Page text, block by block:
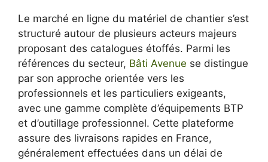
Le marché en ligne du matériel de chantier s’est
structuré autour de plusieurs acteurs majeurs
proposant des catalogues étoffés. Parmi les
références du secteur, Bâti Avenue se distingue
par son approche orientée vers les
professionnels et les particuliers exigeants,
avec une gamme complète d’équipements BTP
et d’outillage professionnel. Cette plateforme
assure des livraisons rapides en France,
généralement effectuées dans un délai de